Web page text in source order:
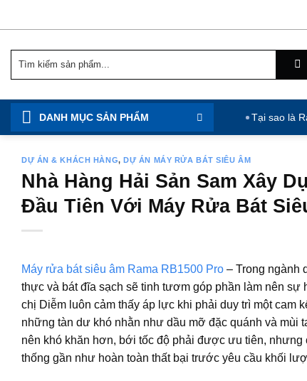
dung
kiếm:
DANH MỤC SẢN PHẨM Tại sao là
DỰ ÁN & KHÁCH HÀNG,DỰ ÁN MÁY RỬA BÁT SIÊU ÂM
Nhà Hàng Hải Sản Sam Xây
Đầu Tiên Với Máy Rửa Bát
Máy rửa bát siêu âm Rama RB1500 Pro – Trong ngành
thực và bát đĩa sạch sẽ tinh tươm góp phần làm nên
chị Diễm luôn cảm thấy áp lực khi phải duy trì một cam
những tàn dư khó nhằn như dầu mỡ đặc quánh và mùi
nên khó khăn hơn, bới tốc độ phải được ưu tiên,
thống gần như hoàn toàn thất bại trước yêu cầu khối